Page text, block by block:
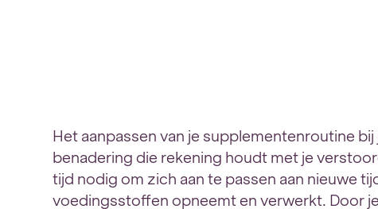
Het aanpassen van je supplementenroutine
benadering die rekening houdt met je
tijd nodig om zich aan te passen aan nieuwe
voedingsstoffen opneemt en verwerkt. Door